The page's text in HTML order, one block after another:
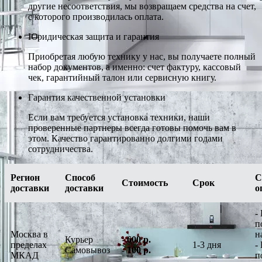
другие несоответствия, мы возвращаем средства на счет,
с которого производилась оплата.
Юридическая защита и гарантия
Приобретая любую технику у нас, вы получаете полный
набор документов, а именно: счет фактуру, кассовый
чек, гарантийный талон или сервисную книгу.
Гарантия качественной установки
Если вам требуется установка техники, наши
проверенные партнеры всегда готовы помочь вам в
этом. Качество гарантированно долгими годами
сотрудничества.
Регион
доставки
Способ
доставки
Стоимость Срок
Москва в
пределах
МКАД
Курьер
Самовывоз
-600 р.
-100 р.
1-3 дня
-
-